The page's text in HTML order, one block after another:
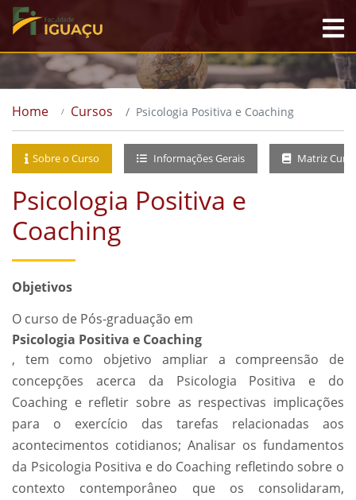
Home Cursos Psicologia Positiva e Coaching
Sobre o Curso Informações Gerais Matriz
Psicologia Positiva e
Coaching
Objetivos
O curso de Pós-graduação em
Psicologia Positiva e Coaching
, tem como objetivo ampliar a compreensão de
concepções acerca da Psicologia Positiva e do
Coaching e refletir sobre as respectivas implicações
para o exercício das tarefas relacionadas aos
acontecimentos cotidianos; Analisar os fundamentos
da Psicologia Positiva e do Coaching refletindo sobre o
contexto contemporâneo que os consolidaram,